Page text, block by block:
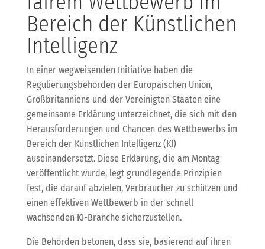
Bereich der Künstlichen
Intelligenz
In einer wegweisenden Initiative haben die
Regulierungsbehörden der Europäischen Union,
Großbritanniens und der Vereinigten Staaten eine
gemeinsame Erklärung unterzeichnet, die sich mit den
Herausforderungen und Chancen des Wettbewerbs im
Bereich der Künstlichen Intelligenz (KI)
auseinandersetzt. Diese Erklärung, die am Montag
veröffentlicht wurde, legt grundlegende Prinzipien
fest, die darauf abzielen, Verbraucher zu schützen und
einen effektiven Wettbewerb in der schnell
wachsenden KI-Branche sicherzustellen.
Die Behörden betonen, dass sie, basierend auf ihren